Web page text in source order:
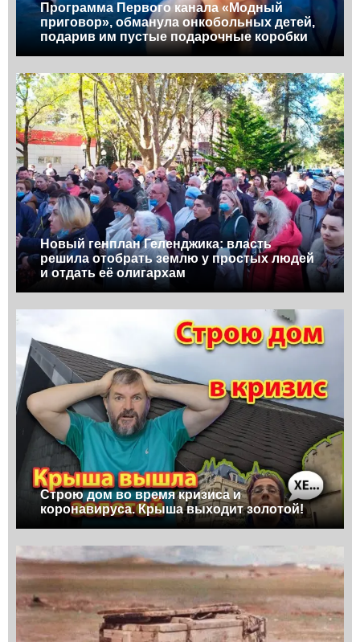
Программа Первого канала «Модный
приговор», обманула онкобольных детей,
подарив им пустые подарочные коробки
Новый генплан Геленджика: власть
решила отобрать землю у простых людей
и отдать её олигархам
Строю дом во время кризиса и
коронавируса. Крыша выходит золотой!